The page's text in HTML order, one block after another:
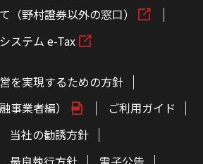
（野村證券以外の窓口）
ステム e-Tax
を実現するための方針
事業者編）
ご利用ガイド
当社の勧誘方針